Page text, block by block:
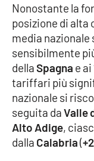
Nonostante la
posizione di
media nazionale
sensibilmente
dellaSpagna e ai
tariffari più
nazionale si
seguita daValle
Alto Adige,
dalla Calabria(